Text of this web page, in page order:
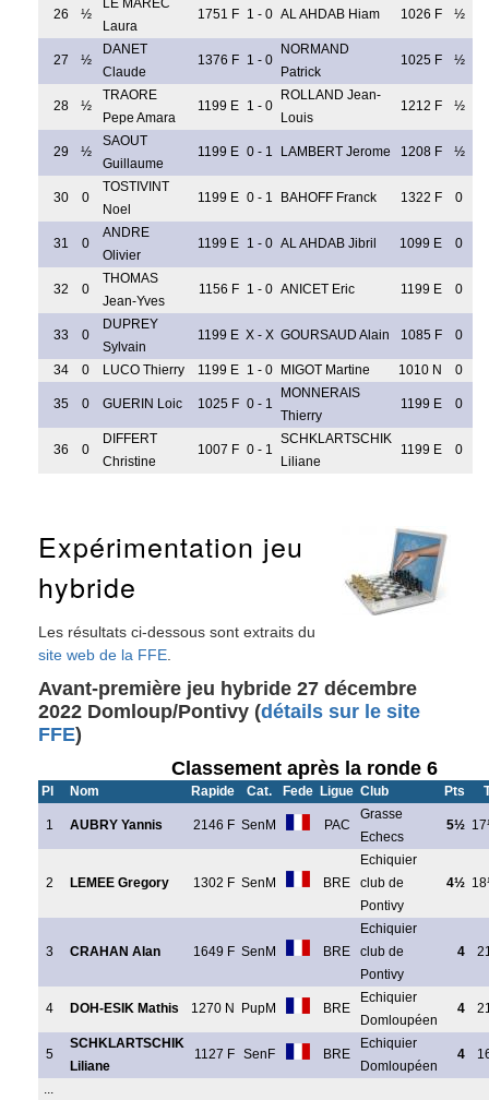
26 ½
Laura
1751 F 1 - 0 AL AHDAB Hiam 1026 F ½
27 ½
DANET
Claude
1376 F 1 - 0
NORMAND
Patrick
1025 F ½
28 ½
TRAORE
Pepe Amara
1199 E 1 - 0
ROLLAND Jean-
Louis
1212 F ½
29 ½
SAOUT
Guillaume
1199 E 0 - 1 LAMBERT Jerome 1208 F ½
30 0
TOSTIVINT
Noel
1199 E 0 - 1 BAHOFF Franck 1322 F 0
31 0
ANDRE
Olivier
1199 E 1 - 0 AL AHDAB Jibril 1099 E 0
32 0
THOMAS
Jean-Yves
1156 F 1 - 0 ANICET Eric 1199 E 0
33 0
DUPREY
Sylvain
1199 E X - X GOURSAUD Alain 1085 F 0
34 0 LUCO Thierry 1199 E 1 - 0 MIGOT Martine 1010 N 0
35 0 GUERIN Loic 1025 F 0 - 1
MONNERAIS
Thierry
1199 E 0
36 0
DIFFERT
Christine
1007 F 0 - 1
SCHKLARTSCHIK
Liliane
1199 E 0
Expérimentation jeu
hybride
Les résultats ci-dessous sont extraits du
site web de la FFE
Avant-première jeu hybride 27 décembre
2022 Domloup/Pontivy (détails sur le site
FFE)
Classement après la ronde 6
Pl Nom Rapide Cat. Fede Ligue Club Pts
1 AUBRY Yannis 2146 F SenM PAC
Grasse
Echecs
5½
2 LEMEE Gregory 1302 F SenM BRE
Echiquier
club de
Pontivy
4½
3 CRAHAN Alan 1649 F SenM BRE
Echiquier
club de
Pontivy
4
4 DOH-ESIK Mathis 1270 N PupM BRE
Echiquier
Domloupéen
4
5
SCHKLARTSCHIK
Liliane
1127 F SenF BRE
Echiquier
Domloupéen
4
...